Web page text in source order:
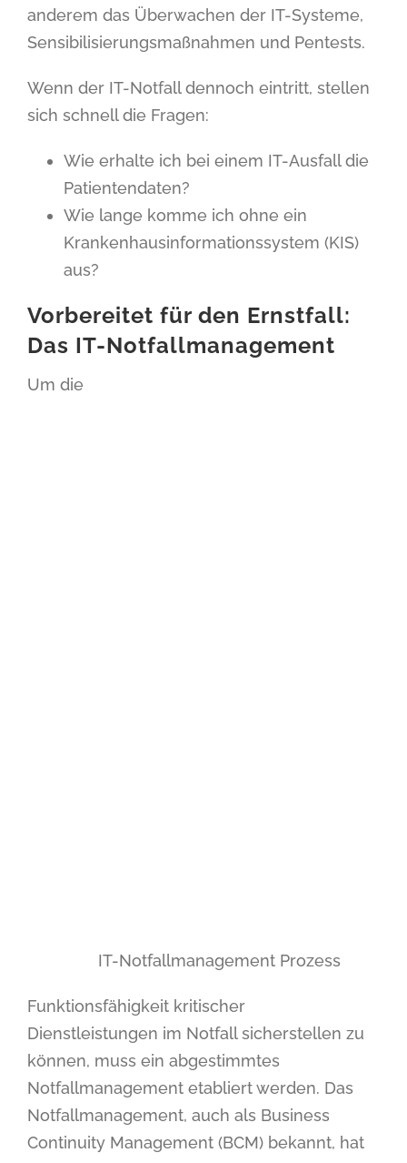
anderem das Überwachen der IT-Systeme,
Sensibilisierungsmaßnahmen und Pentests.
Wenn der IT-Notfall dennoch eintritt, stellen
sich schnell die Fragen:
Wie erhalte ich bei einem IT-Ausfall die
Patientendaten?
Wie lange komme ich ohne ein
Krankenhausinformationssystem (KIS)
aus?
Vorbereitet für den Ernstfall:
Das IT-Notfallmanagement
IT-Notfallmanagement Prozess
Um die
Funktionsfähigkeit kritischer
Dienstleistungen im Notfall sicherstellen zu
können, muss ein abgestimmtes
Notfallmanagement etabliert werden. Das
Notfallmanagement, auch als Business
Continuity Management (BCM) bekannt, hat